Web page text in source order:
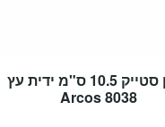
סכין סטייק 10.5 ס"מ ידית עץ
8038 Arcos